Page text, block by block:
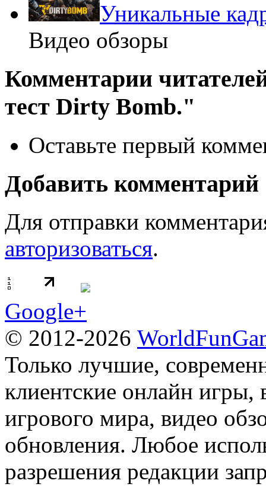
Уникальные
Видео обзоры
Комментарии
тест Dirty Bomb."
Оставьте первый
Добавить комментарий
Для отправки
авторизоваться.
Google+
© 2012-2026
Только лучшие,
клиентские онлайн игры,
игрового мира, видео
обновления. Любое
разрешения редакции